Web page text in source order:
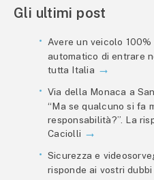
Gli ultimi post
Avere un veicolo
automatico di entrare
tutta Italia
Via della Monaca a
“Ma se qualcuno si fa
responsabilità?”. La
Caciolli
Sicurezza e
risponde ai vostri dubbi